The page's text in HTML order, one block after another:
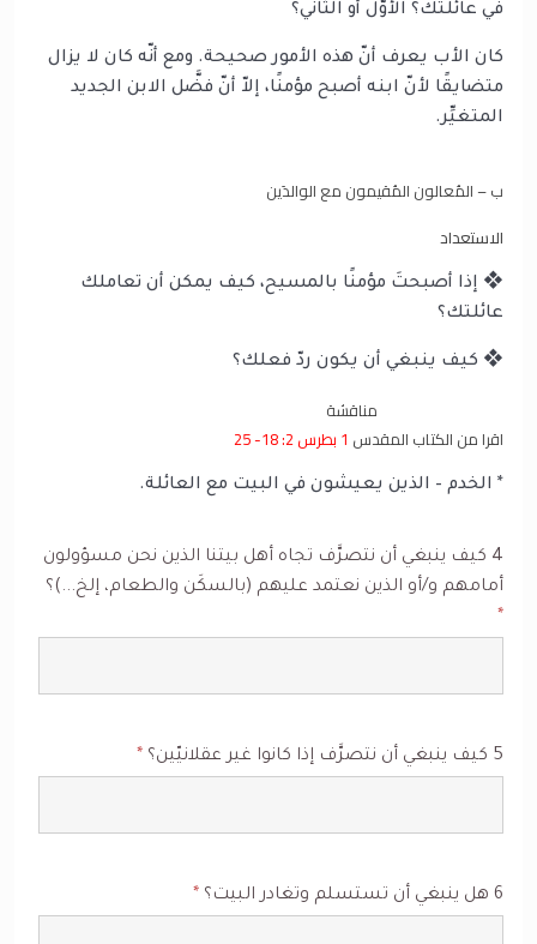
في عائلتك؟ الأوّل أو الثاني؟
كان الأب يعرف أنّ هذه الأمور صحيحة. ومع أنّه كان لا يزال
متضايقًا لأنّ ابنه أصبح مؤمنًا، إلاّ أنّ فضَّل الابن الجديد
المتغيِّر.
ب – المُعالون المُقيمون مع الوالدَين
الاستعداد
❖ إذا أصبحتَ مؤمنًا بالمسيح، كيف يمكن أن تعاملك
عائلتك؟
❖ كيف ينبغي أن يكون ردّ فعلك؟
مناقشة
اقرا من الكتاب المقدس 1 بطرس 2: 18- 25
* الخدم – الذين يعيشون في البيت مع العائلة.
4 كيف ينبغي أن نتصرَّف تجاه أهل بيتنا الذين نحن مسؤولون
أمامهم و/أو الذين نعتمد عليهم (بالسكَن والطعام، إلخ...)؟
*
5 كيف ينبغي أن نتصرَّف إذا كانوا غير عقلانيّين؟ *
6 هل ينبغي أن تستسلم وتغادر البيت؟ *